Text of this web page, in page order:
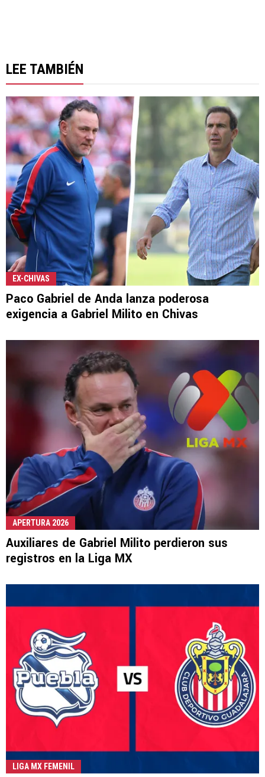
LEE TAMBIÉN
EX-CHIVAS
Paco Gabriel de Anda lanza poderosa
exigencia a Gabriel Milito en Chivas
APERTURA 2026
Auxiliares de Gabriel Milito perdieron sus
registros en la Liga MX
LIGA MX FEMENIL